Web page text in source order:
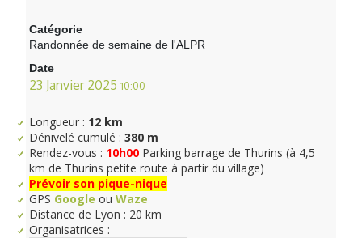
Catégorie
Randonnée de semaine de l'ALPR
Date
23 Janvier 2025 10:00
Longueur : 12 km
Dénivelé cumulé :380 m
Rendez-vous : 10h00 Parking barrage de Thurins (à 4,5
km de Thurins petite route à partir du village)
Prévoir son pique-nique
GPS Google ouWaze
Distance de Lyon : 20 km
Organisatrices :